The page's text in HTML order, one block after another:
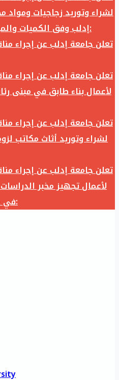
لشراء وتوريد زجاجيات ومواد
إدلب وفق الكميات والمواصفات المحددة أدناه:
تعلن جامعة إدلب عن إجراء
تعلن جامعة إدلب عن إجراء
لأعمال بناء طابق في مبنى
تعلن جامعة إدلب عن إجراء
لشراء وتوريد أثاث مكاتب
تعلن جامعة إدلب عن إجراء
لأعمال تجهيز مخبر
في جامعة ادلب وفق الآتي: